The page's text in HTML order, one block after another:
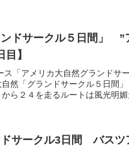
ドサークル５日間」 ”
】
「アメリカ大自然グランドサ
自然「グランドサークル５日
ら２４を走るルートは風光明媚
サークル3日間 バスツ